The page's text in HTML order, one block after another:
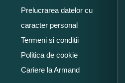
Prelucrarea datelor cu
caracter personal
Termeni si conditii
Politica de cookie
Cariere la Armand